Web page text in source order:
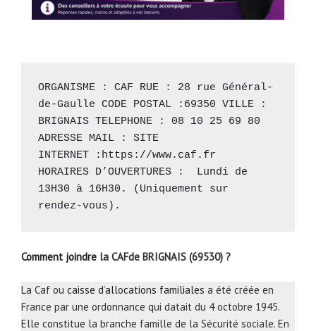
ORGANISME : CAF RUE : 28 rue Général-
de-Gaulle CODE POSTAL :69350 VILLE :
BRIGNAIS TELEPHONE : 08 10 25 69 80
ADRESSE MAIL : SITE
INTERNET : https://www.caf.fr
HORAIRES D’OUVERTURES :  Lundi de
13H30 à 16H30. (Uniquement sur
rendez-vous).
Comment joindre la CAFde BRIGNAIS (69530) ?
La Caf ou caisse d’allocations familiales a été créée en
France par une ordonnance qui datait du 4 octobre 1945.
Elle constitue la branche famille de la Sécurité sociale. En